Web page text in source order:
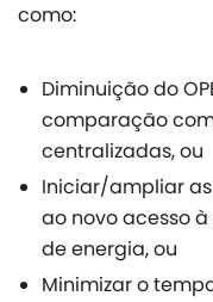
como:
Diminuição do
comparação
centralizadas, ou
Iniciar/ampliar
ao novo acesso
de energia, ou
Minimizar o